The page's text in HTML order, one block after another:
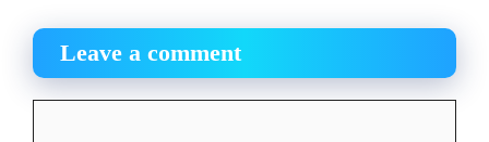
Leave a comment